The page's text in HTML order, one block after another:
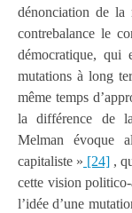
dénonciation de la
contrebalance le
démocratique,
mutations à long
même temps
la différence de
Melman évoque
capitaliste » [24] ,
cette vision
l’idée d’une